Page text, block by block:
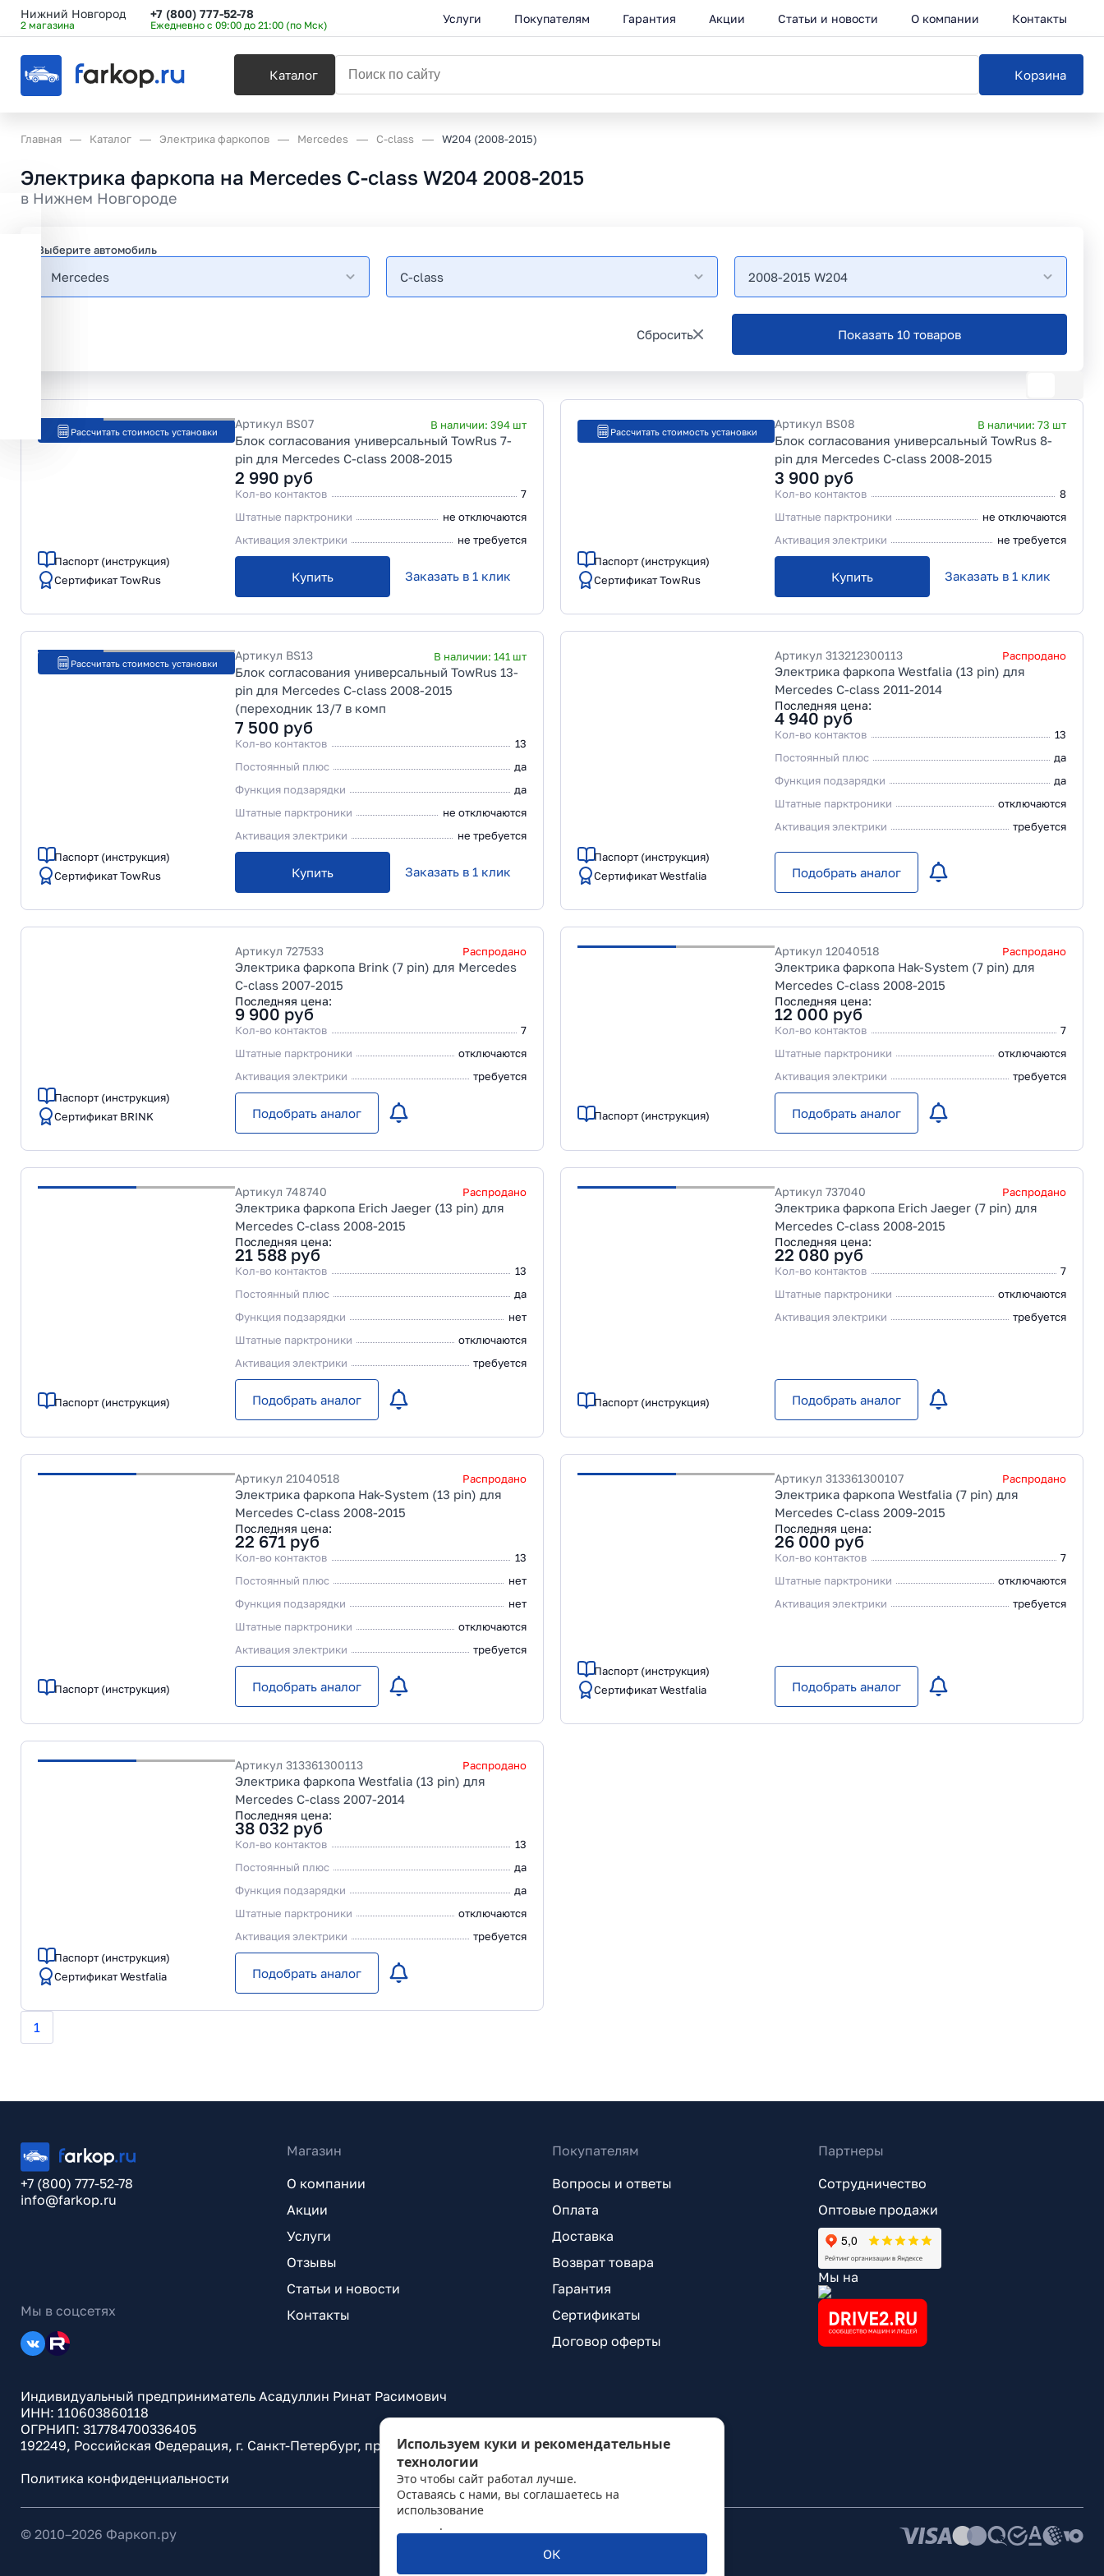
Нижний Новгород
2 магазина
+7 (800) 777-52-78
Ежедневно с 09:00 до 21:00 (по Мск) Услуги Покупателям Гарантия Акции Статьи и новости О компании Контакты
Каталог Корзина
Главная Каталог Электрика фаркопов Mercedes C-class W204 (2008-2015)
Электрика фаркопа на Mercedes C-class W204 2008-2015
в Нижнем Новгороде
Выберите автомобиль
Mercedes C-class 2008-2015 W204
Сбросить Показать 10 товаров
Рассчитать стоимость установки
Паспорт (инструкция)
Сертификат TowRus
Артикул BS07 В наличии: 394 шт
Блок согласования универсальный TowRus 7-
pin для Mercedes C-class 2008-2015
2 990 руб
Кол-во контактов
7
Штатные парктроники
не отключаются
Активация электрики
не требуется
Купить Заказать в 1 клик
Рассчитать стоимость установки
Паспорт (инструкция)
Сертификат TowRus
Артикул BS08 В наличии: 73 шт
Блок согласования универсальный TowRus 8-
pin для Mercedes C-class 2008-2015
3 900 руб
Кол-во контактов
8
Штатные парктроники
не отключаются
Активация электрики
не требуется
Купить Заказать в 1 клик
Рассчитать стоимость установки
Паспорт (инструкция)
Сертификат TowRus
Артикул BS13 В наличии: 141 шт
Блок согласования универсальный TowRus 13-
pin для Mercedes C-class 2008-2015
(переходник 13/7 в комп
7 500 руб
Кол-во контактов
13
Постоянный плюс
да
Функция подзарядки
да
Штатные парктроники
не отключаются
Активация электрики
не требуется
Купить Заказать в 1 клик
Паспорт (инструкция)
Сертификат Westfalia
Артикул 313212300113 Распродано
Электрика фаркопа Westfalia (13 pin) для
Mercedes C-class 2011-2014
Последняя цена:
4 940 руб
Кол-во контактов
13
Постоянный плюс
да
Функция подзарядки
да
Штатные парктроники
отключаются
Активация электрики
требуется
Подобрать аналог
Паспорт (инструкция)
Сертификат BRINK
Артикул 727533 Распродано
Электрика фаркопа Brink (7 pin) для Mercedes
C-class 2007-2015
Последняя цена:
9 900 руб
Кол-во контактов
7
Штатные парктроники
отключаются
Активация электрики
требуется
Подобрать аналог Паспорт (инструкция)
Артикул 12040518 Распродано
Электрика фаркопа Hak-System (7 pin) для
Mercedes C-class 2008-2015
Последняя цена:
12 000 руб
Кол-во контактов
7
Штатные парктроники
отключаются
Активация электрики
требуется
Подобрать аналог
Паспорт (инструкция)
Артикул 748740 Распродано
Электрика фаркопа Erich Jaeger (13 pin) для
Mercedes C-class 2008-2015
Последняя цена:
21 588 руб
Кол-во контактов
13
Постоянный плюс
да
Функция подзарядки
нет
Штатные парктроники
отключаются
Активация электрики
требуется
Подобрать аналог Паспорт (инструкция)
Артикул 737040 Распродано
Электрика фаркопа Erich Jaeger (7 pin) для
Mercedes C-class 2008-2015
Последняя цена:
22 080 руб
Кол-во контактов
7
Штатные парктроники
отключаются
Активация электрики
требуется
Подобрать аналог
Паспорт (инструкция)
Артикул 21040518 Распродано
Электрика фаркопа Hak-System (13 pin) для
Mercedes C-class 2008-2015
Последняя цена:
22 671 руб
Кол-во контактов
13
Постоянный плюс
нет
Функция подзарядки
нет
Штатные парктроники
отключаются
Активация электрики
требуется
Подобрать аналог
Паспорт (инструкция)
Сертификат Westfalia
Артикул 313361300107 Распродано
Электрика фаркопа Westfalia (7 pin) для
Mercedes C-class 2009-2015
Последняя цена:
26 000 руб
Кол-во контактов
7
Штатные парктроники
отключаются
Активация электрики
требуется
Подобрать аналог
Паспорт (инструкция)
Сертификат Westfalia
Артикул 313361300113 Распродано
Электрика фаркопа Westfalia (13 pin) для
Mercedes C-class 2007-2014
Последняя цена:
38 032 руб
Кол-во контактов
13
Постоянный плюс
да
Функция подзарядки
да
Штатные парктроники
отключаются
Активация электрики
требуется
Подобрать аналог
1
+7 (800) 777-52-78
info@farkop.ru
Мы в соцсетях
Магазин
О компании
Акции
Услуги
Отзывы
Статьи и новости
Контакты
Покупателям
Вопросы и ответы
Оплата
Доставка
Возврат товара
Гарантия
Сертификаты
Договор оферты
Партнеры
Сотрудничество
Оптовые продажи
Мы на
Индивидуальный предприниматель Асадуллин Ринат Расимович
ИНН: 110603860118
ОГРНИП: 317784700336405
192249, Российская Федерация, г. Санкт-Петербург, проспект Александровской Фермы, д. 29, лит. ВГ
Политика конфиденциальности
© 2010–2026 Фаркоп.ру
Используем куки и рекомендательные
технологии
Это чтобы сайт работал лучше.
Оставаясь с нами, вы соглашаетесь на
использование
.
ОК